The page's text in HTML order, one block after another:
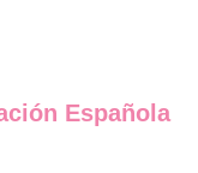
Española